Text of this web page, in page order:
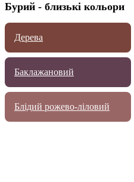
Бурий - близькі кольори
Дерева
Баклажановий
Блідий рожево-ліловий